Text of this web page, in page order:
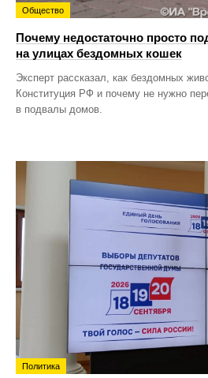
Общество
Почему недостаточно просто
на улицах бездомных кошек
Эксперт рассказал, как бездомных
Конституция РФ и почему не нужно
в подвалы домов.
Политика